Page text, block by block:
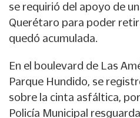
se requirió del apoyo de
Querétaro para poder
quedó acumulada.
En el boulevard de Las
Parque Hundido, se
sobre la cinta asfáltica,
Policía Municipal